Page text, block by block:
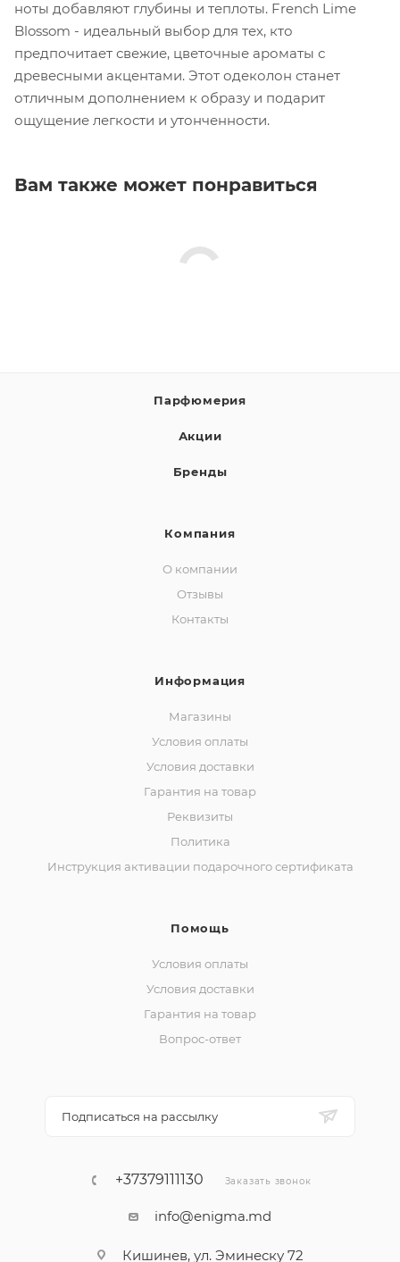
ноты добавляют глубины и теплоты. French Lime
Blossom - идеальный выбор для тех, кто
предпочитает свежие, цветочные ароматы с
древесными акцентами. Этот одеколон станет
отличным дополнением к образу и подарит
ощущение легкости и утонченности.
Вам также может понравиться
Парфюмерия
Акции
Бренды
Компания
О компании
Отзывы
Контакты
Информация
Магазины
Условия оплаты
Условия доставки
Гарантия на товар
Реквизиты
Политика
Инструкция активации подарочного сертификата
Помощь
Условия оплаты
Условия доставки
Гарантия на товар
Вопрос-ответ
Подписаться на рассылку
+37379111130 Заказать звонок
info@enigma.md
Кишинев, ул. Эминеску 72